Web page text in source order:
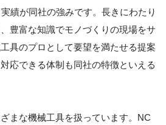
績が同社の強みです。長きにわたり
豊富な知識でモノづくりの現場をサ
具のプロとして要望を満たせる提案
応できる体制も同社の特徴といえる
まな機械工具を扱っています。NC